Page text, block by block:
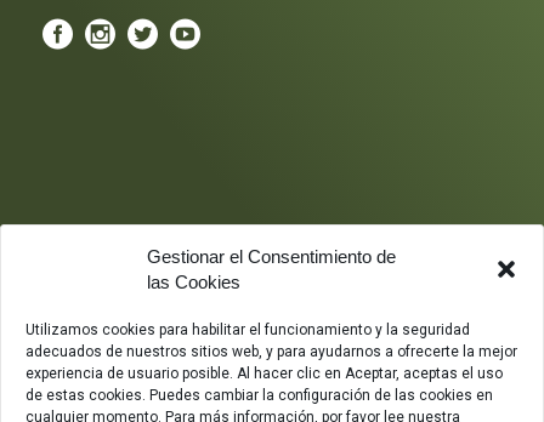
Gestionar el Consentimiento de
las Cookies
Utilizamos cookies para habilitar el funcionamiento y la seguridad
adecuados de nuestros sitios web, y para ayudarnos a ofrecerte la mejor
experiencia de usuario posible. Al hacer clic en Aceptar, aceptas el uso
de estas cookies. Puedes cambiar la configuración de las cookies en
cualquier momento. Para más información, por favor lee nuestra